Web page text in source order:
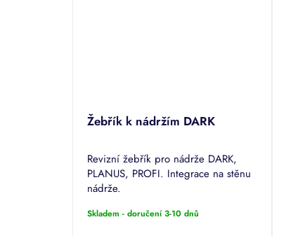
Žebřík k nádržím DARK
Revizní žebřík pro nádrže DARK,
PLANUS, PROFI. Integrace na stěnu
nádrže.
Skladem - doručení 3-10 dnů